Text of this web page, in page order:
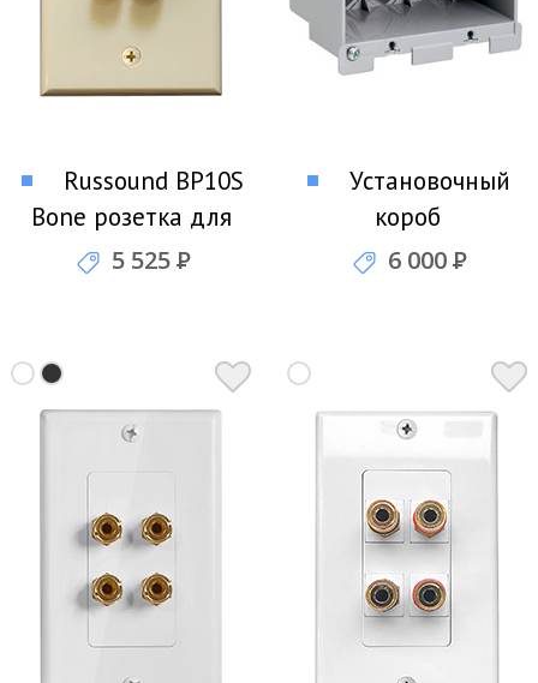
Russound BP10S
Bone розетка для
подключения двух
5 525Р
Установочный
короб
Legrand S232W
6 000Р